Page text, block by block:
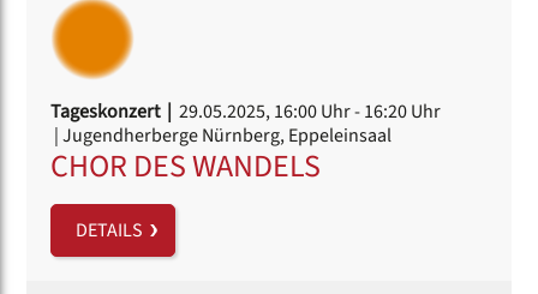
Tageskonzert | 29.05.2025, 16:00 Uhr- 16:20 Uhr
| Jugendherberge Nürnberg, Eppeleinsaal
CHOR DES WANDELS
DETAILS